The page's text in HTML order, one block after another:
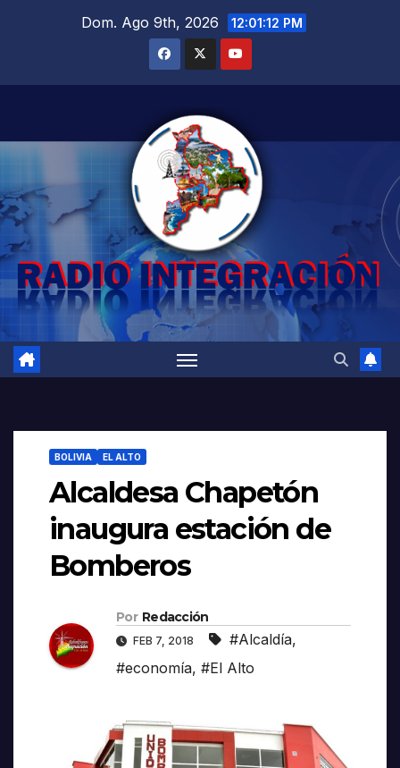
Dom. Ago 9th, 2026 12:01:13 PM
BOLIVIA EL ALTO
Alcaldesa Chapetón
inaugura estación de
Bomberos
Por Redacción
FEB 7, 2018 #Alcaldía,
#economía, #El Alto